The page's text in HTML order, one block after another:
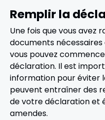
Remplir la
Une fois que vous avez
documents
vous pouvez
déclaration. Il est
information pour éviter
peuvent entraîner des
de votre déclaration et
amendes.